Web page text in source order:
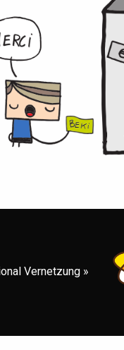
Vernetzung »